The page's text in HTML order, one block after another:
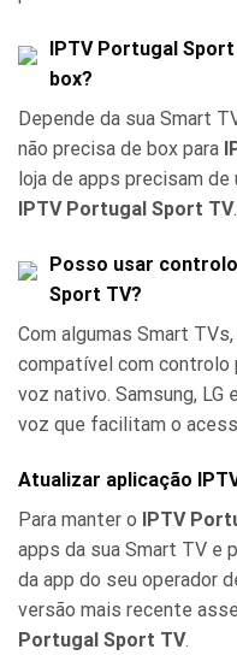
IPTV Portugal
box?
Depende da sua Smart
não precisa de box para
loja de apps precisam
IPTV Portugal Sport TV.
Posso usar
Sport TV?
Com algumas Smart TVs,
compatível com controlo
voz nativo. Samsung, LG
voz que facilitam o
Atualizar aplicação
Para manter o IPTV
apps da sua Smart TV e
da app do seu operador
versão mais recente
Portugal Sport TV.